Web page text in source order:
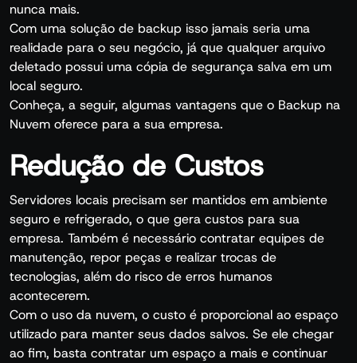
nunca mais.
Com uma solução de backup isso jamais seria uma
realidade para o seu negócio, já que qualquer arquivo
deletado possui uma cópia de segurança salva em um
local seguro.
Conheça, a seguir, algumas vantagens que o Backup na
Nuvem oferece para a sua empresa.
Redução de Custos
Servidores locais precisam ser mantidos em ambiente
seguro e refrigerado, o que gera custos para sua
empresa. Também é necessário contratar equipes de
manutenção, repor peças e realizar trocas de
tecnologias, além do risco de erros humanos
acontecerem.
Com o uso da nuvem, o custo é proporcional ao espaço
utilizado para manter seus dados salvos. Se ele chegar
ao fim, basta contratar um espaço a mais e continuar